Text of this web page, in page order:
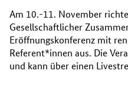
Am 10.-11. November
Gesellschaftlicher
Eröffnungskonferenz mit
Referent*innen aus. Die
und kann über einen